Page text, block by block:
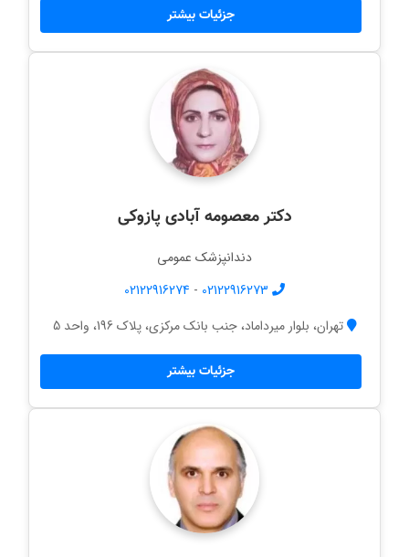
جزئیات بیشتر
دکتر معصومه آبادی پازوکی
دندانپزشک عمومی
02122916273
-
02122916274
تهران، بلوار میرداماد، جنب بانک مرکزی، پلاک 196، واحد 5
جزئیات بیشتر